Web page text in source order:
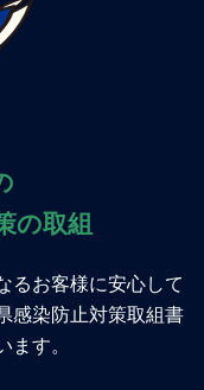
の取組
るお客様に安心して
感染防止対策取組書
す。